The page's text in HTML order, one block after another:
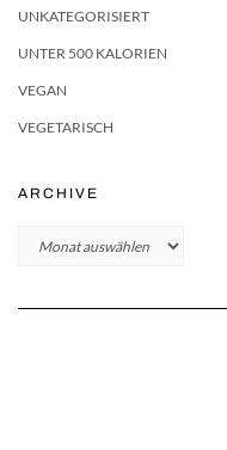
UNKATEGORISIERT
UNTER 500 KALORIEN
VEGAN
VEGETARISCH
ARCHIVE
Archive